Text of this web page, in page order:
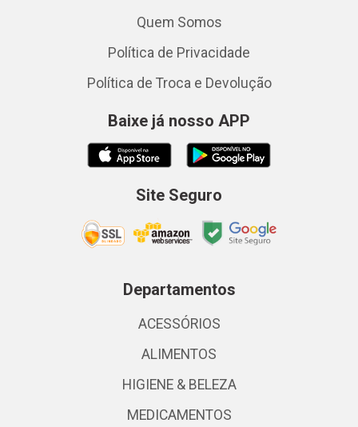
Quem Somos
Política de Privacidade
Política de Troca e Devolução
Baixe já nosso APP
Site Seguro
Departamentos
ACESSÓRIOS
ALIMENTOS
HIGIENE & BELEZA
MEDICAMENTOS